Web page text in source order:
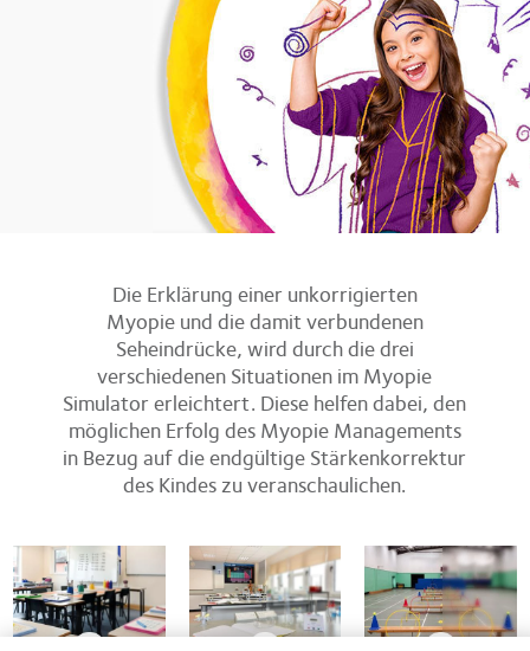
Die Erklärung einer unkorrigierten
Myopie und die damit verbundenen
Seheindrücke, wird durch die drei
verschiedenen Situationen im Myopie
Simulator erleichtert. Diese helfen dabei, den
möglichen Erfolg des Myopie Managements
in Bezug auf die endgültige Stärkenkorrektur
des Kindes zu veranschaulichen.